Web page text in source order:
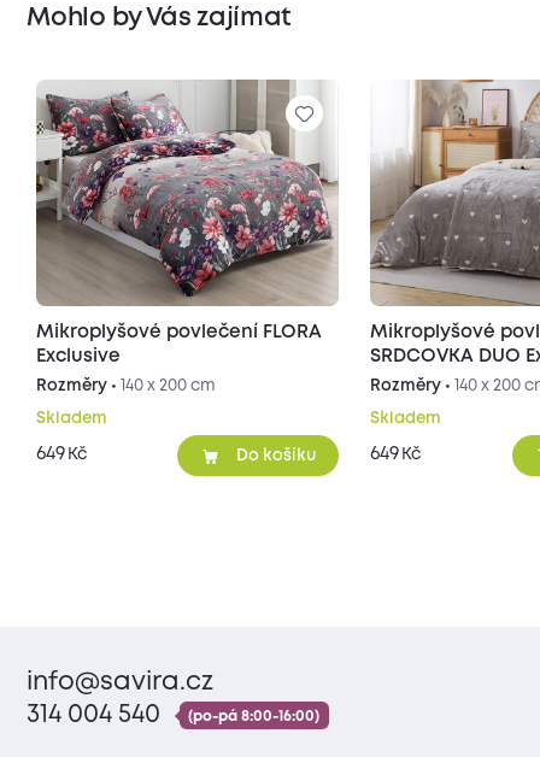
Mohlo by Vás zajímat
Mikroplyšové povlečení FLORA
Exclusive
Rozměry • 140 x 200 cm
Skladem
649 Kč Do košíku
Mikroplyšové
SRDCOVKA DUO
šedé/béžové
Rozměry • 140 x 200
Skladem
649 Kč
info@savira.cz
314 004 540
(po-pá 8:00-16:00)